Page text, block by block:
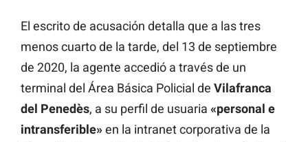
El escrito de acusación detalla que a las tres
menos cuarto de la tarde, del 13 de septiembre
de 2020, la agente accedió a través de un
terminal del Área Básica Policial de Vilafranca
del Penedès, a su perfil de usuaria «personal e
intransferible»en la intranet corporativa de la